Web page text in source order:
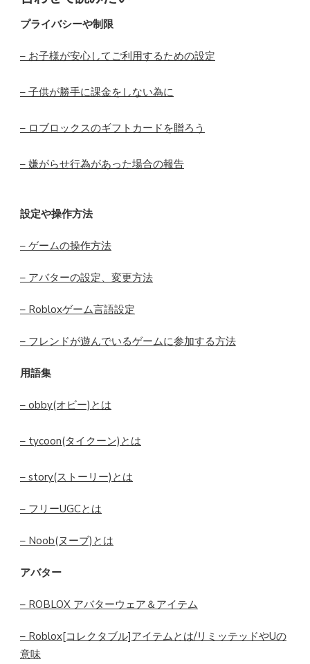
プライバシーや制限
– お子様が安心してご利用するための設定
– 子供が勝手に課金をしない為に
– ロブロックスのギフトカードを贈ろう
– 嫌がらせ行為があった場合の報告
設定や操作方法
– ゲームの操作方法
– アバターの設定、変更方法
– Robloxゲーム言語設定
– フレンドが遊んでいるゲームに参加する方法
用語集
– obby(オビー)とは
– tycoon(タイクーン)とは
– story(ストーリー)とは
– フリーUGCとは
– Noob(ヌーブ)とは
アバター
– ROBLOX アバターウェア＆アイテム
– Roblox[コレクタブル]アイテムとは/リミッテッドやUの
意味